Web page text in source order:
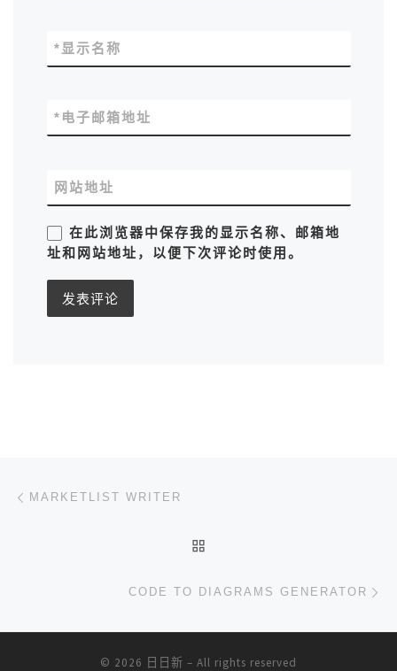
显示名称
*
电子邮箱地址
*
网站地址
在此浏览器中保存我的显示名称、邮箱地
址和网站地址，以便下次评论时使用。
文章导航
MARKETLIST WRITER
CODE TO DIAGRAMS GENERATOR
© 2026 日日新 – All rights reserved